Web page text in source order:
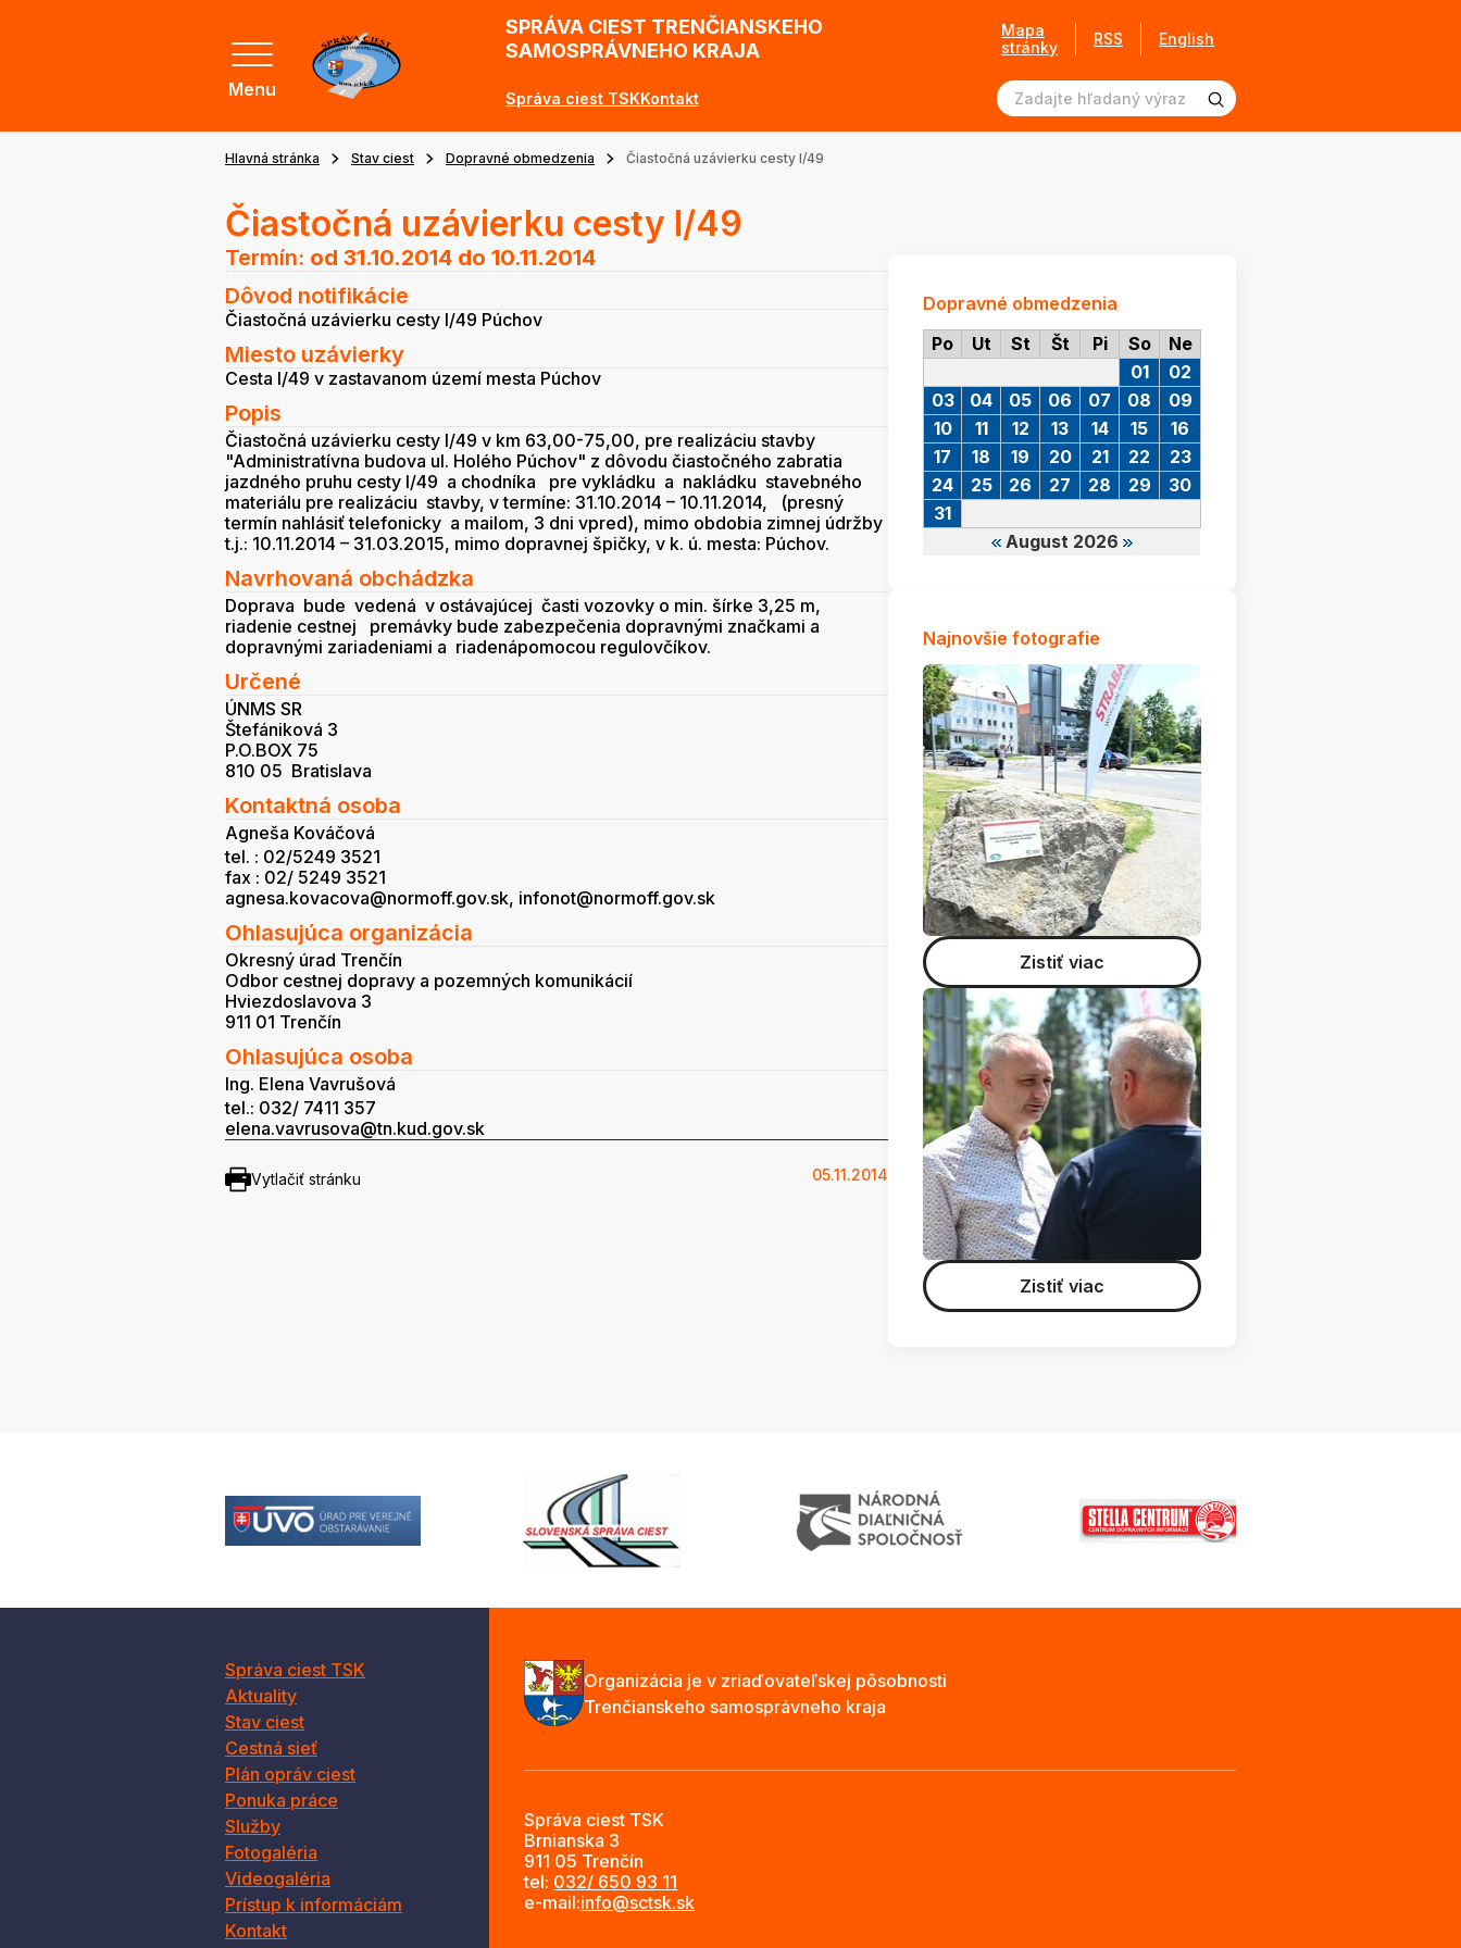
Menu
SPRÁVA CIEST TRENČIANSKEHO
SAMOSPRÁVNEHO KRAJA
Správa ciest TSKKontakt
Mapa
stránky
RSS English
Hlavná stránka Stav ciest Dopravné obmedzenia Čiastočná uzávierku cesty I/49
Čiastočná uzávierku cesty I/49
Termín: od 31.10.2014 do 10.11.2014
Dôvod notifikácie
Čiastočná uzávierku cesty I/49 Púchov
Miesto uzávierky
Cesta I/49 v zastavanom území mesta Púchov
Popis
Čiastočná uzávierku cesty I/49 v km 63,00-75,00, pre realizáciu stavby
"Administratívna budova ul. Holého Púchov" z dôvodu čiastočného zabratia
jazdného pruhu cesty I/49 a chodníka pre vykládku a nakládku stavebného
materiálu pre realizáciu stavby, v termíne: 31.10.2014 – 10.11.2014, (presný
termín nahlásiť telefonicky a mailom, 3 dni vpred), mimo obdobia zimnej údržby
t.j.: 10.11.2014 – 31.03.2015, mimo dopravnej špičky, v k. ú. mesta: Púchov.
Navrhovaná obchádzka
Doprava bude vedená v ostávajúcej časti vozovky o min. šírke 3,25 m,
riadenie cestnej premávky bude zabezpečenia dopravnými značkami a
dopravnými zariadeniami a riadenápomocou regulovčíkov.
Určené
ÚNMS SR
Štefániková 3
P.O.BOX 75
810 05 Bratislava
Kontaktná osoba
Agneša Kováčová
tel. : 02/5249 3521
fax : 02/ 5249 3521
agnesa.kovacova@normoff.gov.sk, infonot@normoff.gov.sk
Ohlasujúca organizácia
Okresný úrad Trenčín
Odbor cestnej dopravy a pozemných komunikácií
Hviezdoslavova 3
911 01 Trenčín
Ohlasujúca osoba
Ing. Elena Vavrušová
tel.: 032/ 7411 357
elena.vavrusova@tn.kud.gov.sk
Vytlačiť stránku 05.11.2014
Dopravné obmedzenia
Po
Ut St Št Pi So Ne
August 2026
01
02
03
04 05 06 07 08
09
10
11 12 13 14 15
16
17
18 19 20 21 22
23
24
25 26 27 28 29
30
31
Najnovšie fotografie
Zistiť viac
Zistiť viac
Správa ciest TSK
Aktuality
Stav ciest
Cestná sieť
Plán opráv ciest
Ponuka práce
Služby
Fotogaléria
Videogaléria
Prístup k informáciám
Kontakt
Organizácia je v zriaďovateľskej pôsobnosti
Trenčianskeho samosprávneho kraja
Správa ciest TSK
Brnianska 3
911 05 Trenčín
tel: 032/ 650 93 11
e-mail:info@sctsk.sk